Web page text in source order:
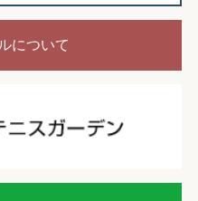
について